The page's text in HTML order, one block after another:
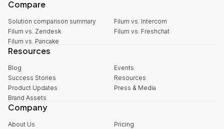
Compare
Solution comparison summary
Filum vs. Intercom
Filum vs. Zendesk
Filum vs. Freshchat
Filum vs. Pancake
Resources
Blog
Events
Success Stories
Resources
Product Updates
Press & Media
Brand Assets
Company
About Us
Pricing